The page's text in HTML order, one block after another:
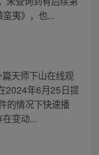
夷》，也...
天师下山在线观
2024年6月25日提
的情况下快速播
变动...